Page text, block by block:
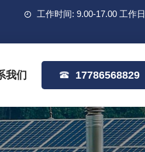
工作时间: 9.00-17.00 工作日
我们 17786568829